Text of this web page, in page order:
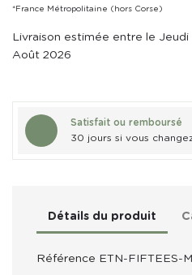
*France Métropolitaine (hors Corse)
Livraison estimée entre le
Août 2026
Satisfait ou remboursé
30 jours si vous
Détails du produit
Référence ETN-FIFTEES-